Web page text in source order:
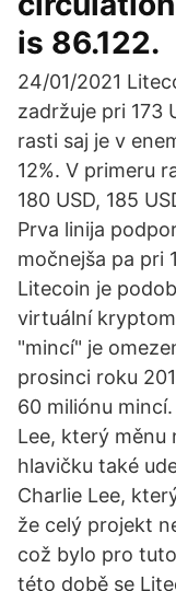
is 86.122.
24/01/2021
zadržuje pri 173
rasti saj je v
12%. V primeru
180 USD, 185
Prva linija
močnejša pa pri
Litecoin je
virtuální
"mincí" je
prosinci roku
60 miliónu
Lee, který měnu
hlavičku také
Charlie Lee,
že celý projekt
což bylo pro
této době se